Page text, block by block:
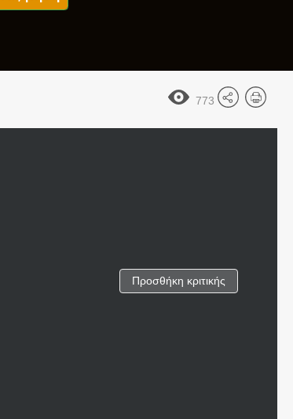
773
Προσθήκη κριτικής